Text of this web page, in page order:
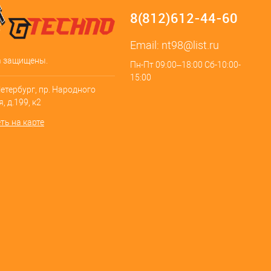
защищены.
пр. Народного
д.199, к2
на карте
8(812)612-44-60
Email: nt98@list.ru
Пн-Пт 09:00–18:00 Сб-10:00-
15:00